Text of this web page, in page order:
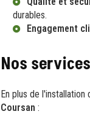
durables.
Engagement
Nos
En plus de
Coursan :